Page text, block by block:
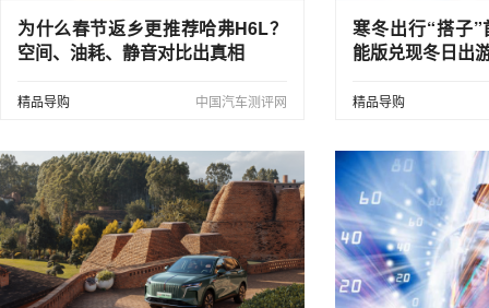
为什么春节返乡更推荐哈弗H6L？
空间、油耗、静音对比出真相
精品导购 中国汽车测评网
寒冬出行“搭子
能版兑现冬日出
精品导购